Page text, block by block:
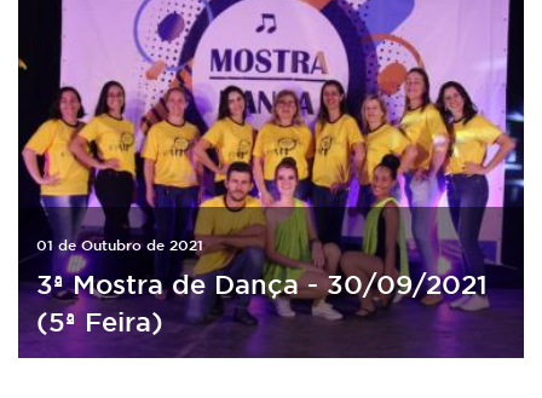
01 de Outubro de 2021
3ª Mostra de Dança - 30/09/2021
(5ª Feira)